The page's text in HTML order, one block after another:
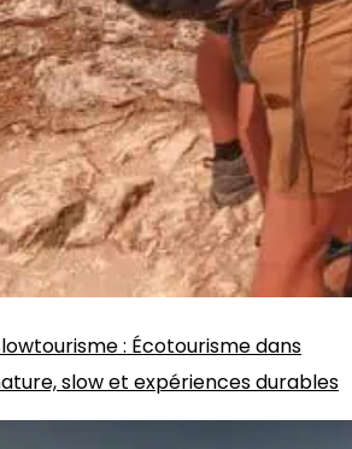
: Écotourisme dans
slow et expériences durables